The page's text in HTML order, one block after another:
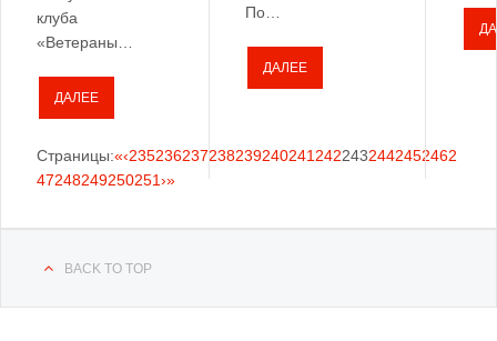
клуба
«Ветераны…
ДАЛЕЕ
По…
ДАЛЕЕ
Страницы:«‹235236237238239240241 2422432442452462
47248249250251›»
BACK TO TOP